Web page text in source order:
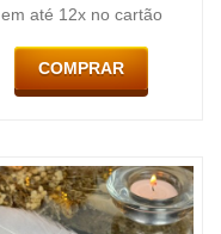
em até 12x no cartão
COMPRAR